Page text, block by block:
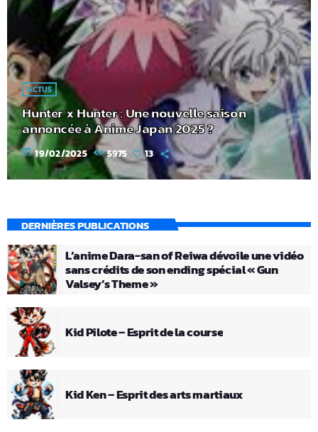
ACTUS
Hunter x Hunter : Une nouvelle saison
annoncée à Anime Japan 2025 ?
today 19/02/2025 5975 13
DERNIÈRES PUBLICATIONS
L’anime Dara-san of Reiwa dévoile une vidéo
sans crédits de son ending spécial « Gun
Valsey’s Theme »
Kid Pilote – Esprit de la course
Kid Ken – Esprit des arts martiaux